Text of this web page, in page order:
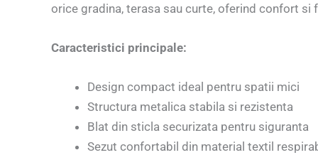
orice gradina, terasa sau curte, oferind confort
Caracteristici principale:
Design compact ideal pentru spatii mici
Structura metalica stabila si rezistenta
Blat din sticla securizata pentru siguranta
Sezut confortabil din material textil